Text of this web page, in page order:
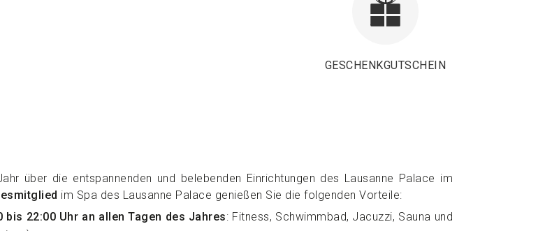
GESCHENKGUTSCHEIN
über die entspannenden und belebenden Einrichtungen des Lausanne Palace im
im Spa des Lausanne Palace genießen Sie die folgenden Vorteile:
22:00 Uhr an allen Tagen des Jahres: Fitness, Schwimmbad, Jacuzzi, Sauna und